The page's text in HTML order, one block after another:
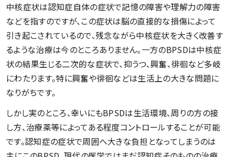
中核症状は認知症自体の症状で記憶の障害や理解力の障害
などを指すのですが、この症状は脳の直接的な損傷によって
引き起こされているので、残念ながら中核症状を大きく改善す
るような治療は今のところありません。一方のBPSDは中核症
状の結果生じる二次的な症状で、抑うつ、興奮、徘徊など多岐
にわたります。特に興奮や徘徊などは生活上の大きな問題に
なりがちです。
しかし実のところ、幸いにもBPSDは生活環境、周りの方の接
し方、治療薬等によってある程度コントロールすることが可能
です。認知症の症状で周囲へ大きな負担となってしまうのは